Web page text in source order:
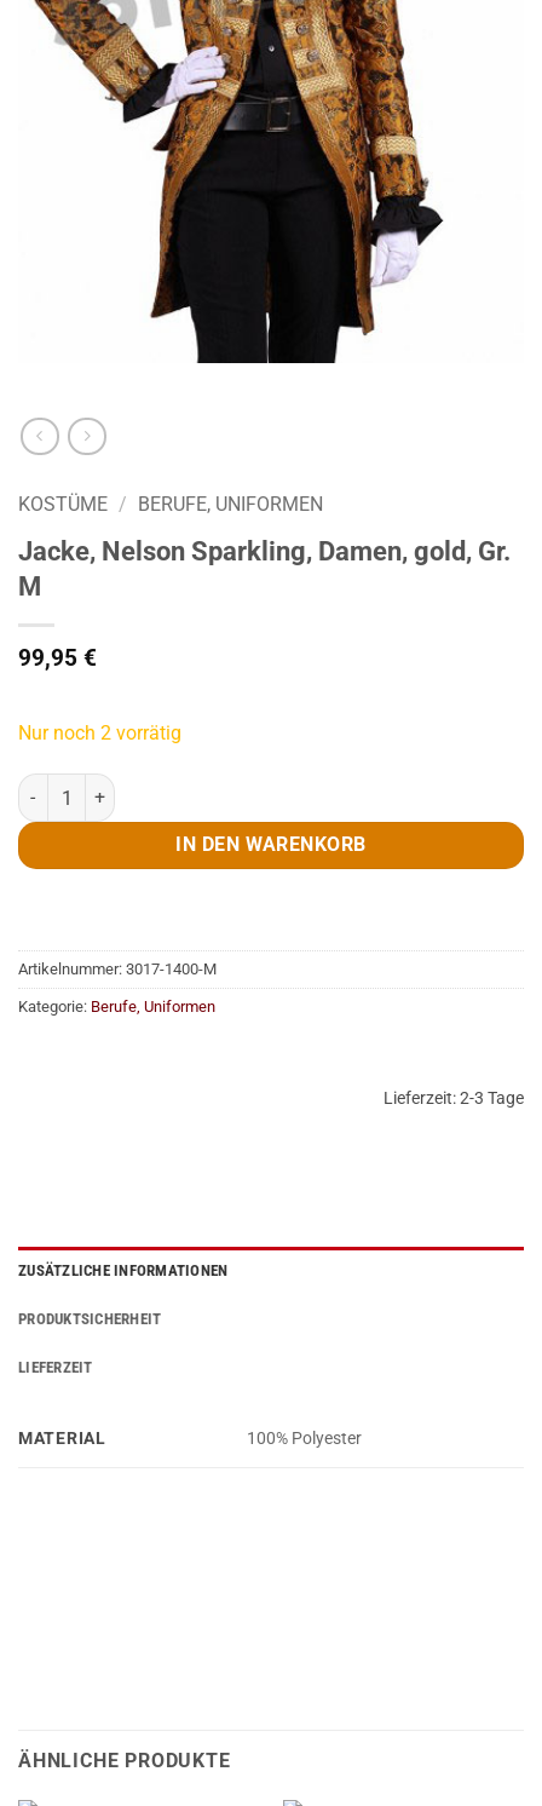
KOSTÜME / BERUFE, UNIFORMEN
Jacke, Nelson Sparkling, Damen, gold, Gr.
M
99,95 €
Nur noch 2 vorrätig
Jacke, Nelson Sparkling, Damen, gold, Gr. M Menge
IN DEN WARENKORB
Artikelnummer: 3017-1400-M
Kategorie: Berufe, Uniformen
Lieferzeit:2-3 Tage
ZUSÄTZLICHE INFORMATIONEN
PRODUKTSICHERHEIT
LIEFERZEIT
MATERIAL 100% Polyester
ÄHNLICHE PRODUKTE